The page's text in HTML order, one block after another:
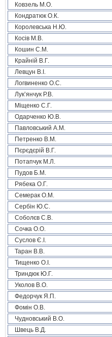
Ковзель М.О.
Кондратюк О.К.
Королевська Н.Ю.
Косів М.В.
Кошин С.М.
Крайній В.Г.
Левцун В.І.
Логвиненко О.С.
Лук’янчук Р.В.
Міщенко С.Г.
Одарченко Ю.В.
Павловський А.М.
Петренко В.М.
Пєрєдєрій В.Г.
Потапчук М.Л.
Пудов Б.М.
Рябека О.Г.
Семерак О.М.
Сербін Ю.С.
Соболєв С.В.
Сочка О.О.
Суслов Є.І.
Таран В.В.
Тищенко О.І.
Триндюк Ю.Г.
Уколов В.О.
Федорчук Я.П.
Фомін О.В.
Чудновський В.О.
Швець В.Д.